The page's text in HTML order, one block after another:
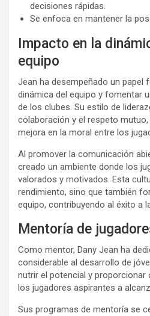
decisiones rápidas.
Se enfoca en mantener la
Impacto en la
equipo
Jean ha desempeñado un papel
dinámica del equipo y fomentar
de los clubes. Su estilo de
colaboración y el respeto
mejora en la moral entre los
Al promover la comunicación
creado un ambiente donde los
valorados y motivados. Esta
rendimiento, sino que también
equipo, contribuyendo al éxito a
Mentoría de
Como mentor, Dany Jean ha
considerable al desarrollo de
nutrir el potencial y proporcionar
los jugadores aspirantes a
Sus programas de mentoría se